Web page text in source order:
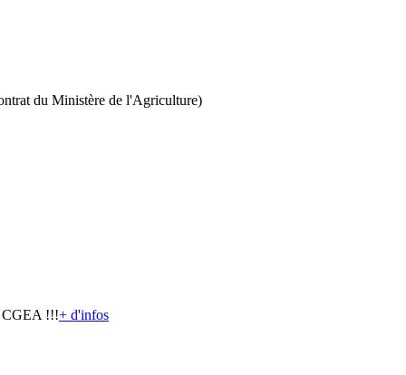
du Ministère de l'Agriculture)
CGEA !!!+ d'infos